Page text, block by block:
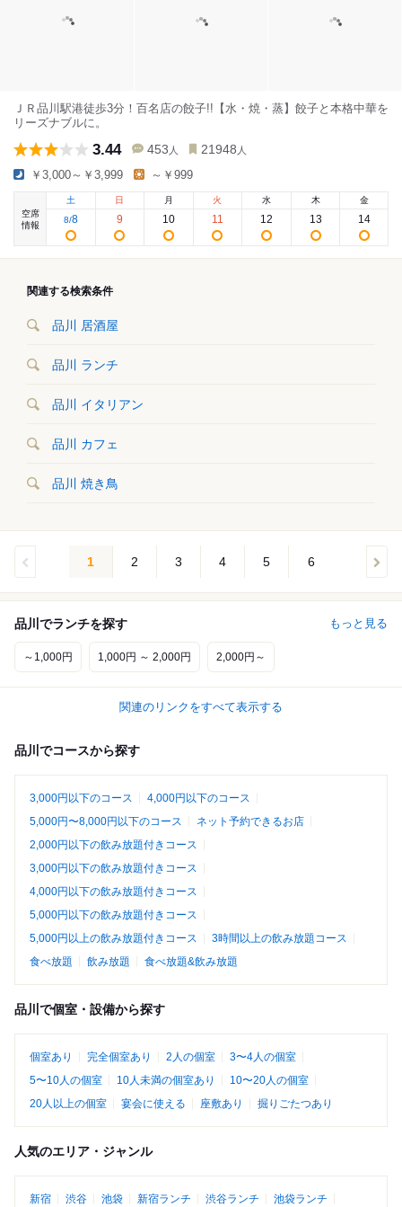
ＪＲ品川駅港徒歩3分！百名店の餃子!!【水・焼・蒸】餃子と本格中華を
リーズナブルに。
3.44 453 人 21948 人
￥3,000～￥3,999 ～￥999
空席
情報
土
8/8
日
9
月
10
火
11
水
12
木
13
金
14
関連する検索条件
品川 居酒屋
品川 ランチ
品川 イタリアン
品川 カフェ
品川 焼き鳥
1 2 3 4 5 6
品川でランチを探す もっと見る
～1,000円 1,000円 ～ 2,000円 2,000円～
関連のリンクをすべて表示する
品川でコースから探す
3,000円以下のコース
4,000円以下のコース
5,000円〜8,000円以下のコース
ネット予約できるお店
2,000円以下の飲み放題付きコース
3,000円以下の飲み放題付きコース
4,000円以下の飲み放題付きコース
5,000円以下の飲み放題付きコース
5,000円以上の飲み放題付きコース
3時間以上の飲み放題コース
食べ放題
飲み放題 食べ放題&飲み放題
品川で個室・設備から探す
個室あり 完全個室あり 2人の個室
3〜4人の個室
5〜10人の個室
10人未満の個室あり
10〜20人の個室
20人以上の個室
宴会に使える 座敷あり 掘りごたつあり
人気のエリア・ジャンル
新宿 渋谷 池袋 新宿ランチ 渋谷ランチ
池袋ランチ